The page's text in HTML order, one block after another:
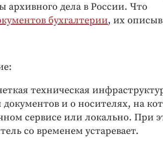
дела в России. Что
бухгалтерии, их
техническая
и о носителях, на
сервисе или локально. При
со временем устаревает.